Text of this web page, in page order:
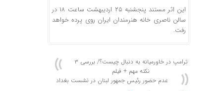
این اثر مستند پنجشنبه ۲۵ اردیبهشت ساعت ۱۸ در
سالن ناصری خانه هنرمندان ایران روی پرده خواهد
رفت.
ترامپ در خاورمیانه به دنبال چیست؟/ بررسی ۳
نکته مهم + فیلم
عدم حضور رئیس جمهور لبنان در نشست بغداد